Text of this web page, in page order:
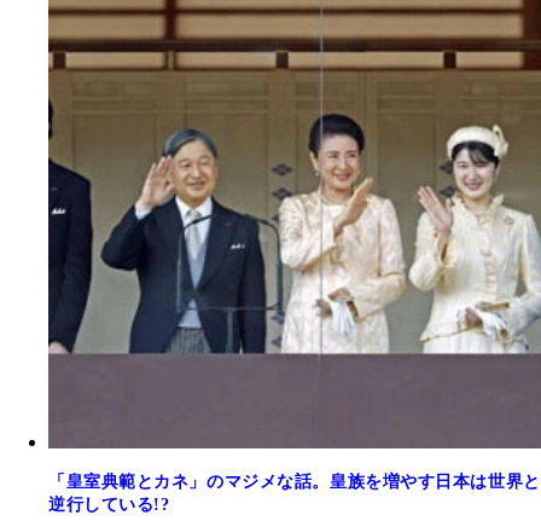
「皇室典範とカネ」のマジメな話。皇族を増やす日本は世界と
逆行している!?